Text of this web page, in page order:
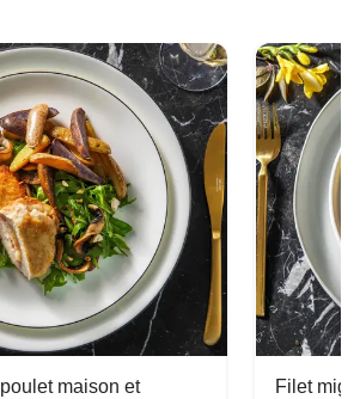
maison et
Filet